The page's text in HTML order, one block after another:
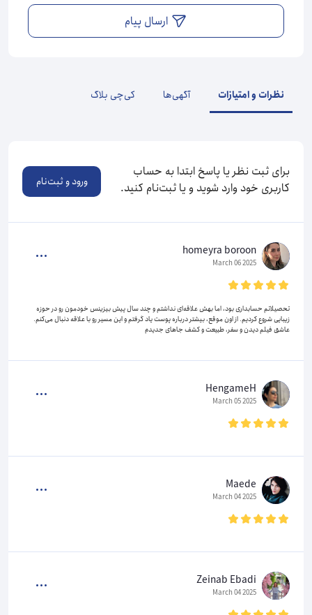
ارسال پیام
نظرات و امتیازات آگهی‌ها کی‌چی بلاگ
برای ثبت نظر یا پاسخ ابتدا به حساب
کاربری خود وارد شوید و یا ثبت‌نام کنید.
ورود و ثبت‌نام
homeyra boroon
2025 March 06
تحصیلاتم حسابداری بود، اما بهش علاقه‌ای نداشتم و چند سال پیش بیزینس خودمون رو در حوزه
زیبایی شروع کردیم. از اون موقع، بیشتر درباره پوست یاد گرفتم و این مسیر رو با علاقه دنبال می‌کنم.
عاشق فیلم دیدن و سفر، طبیعت و کشف جاهای جدیدم
HengameH
2025 March 05
Maede
2025 March 04
Zeinab Ebadi
2025 March 04